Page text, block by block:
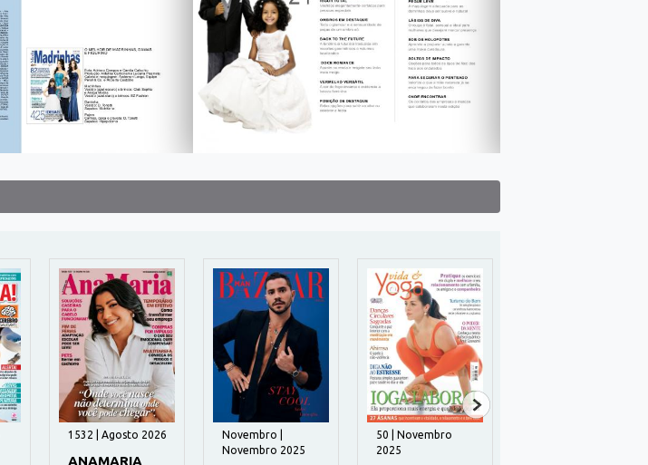
1532 | Agosto 2026
ANAMARIA
Novembro |
Novembro 2025
50 | Novembro
2025